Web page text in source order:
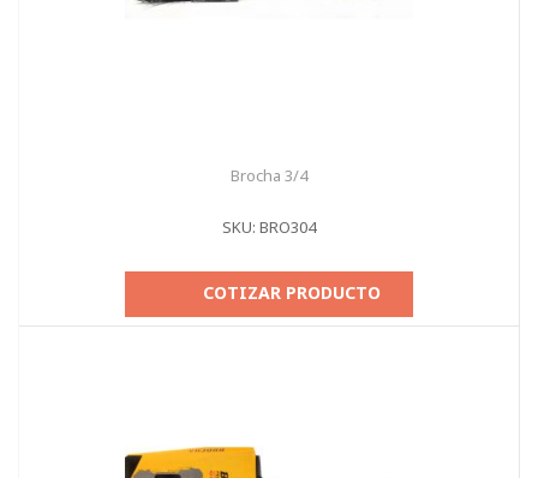
Brocha 3/4
SKU: BRO304
COTIZAR PRODUCTO